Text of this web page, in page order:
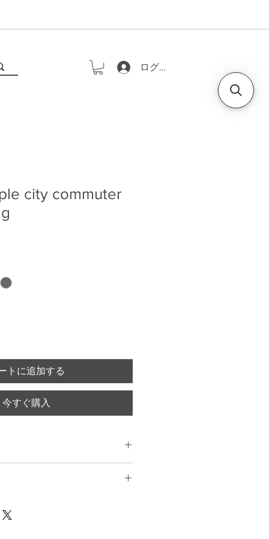
ログイン
city commuter
トに追加する
今すぐ購入